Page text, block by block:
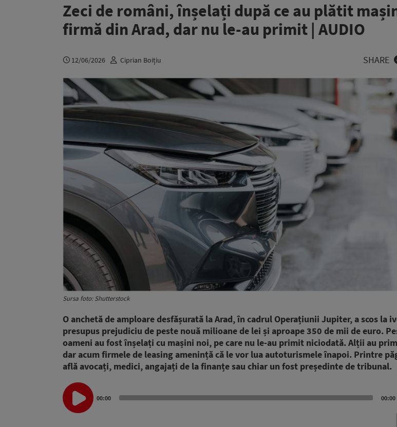
Zeci de români, înșelați după ce au plătit
firmă din Arad, dar nu le-au primit | AUDIO
12/06/2026 Ciprian Boițiu SHARE
Sursa foto: Shutterstock
O anchetă de amploare desfășurată la Arad, în cadrul Operațiunii Jupiter, a scos la
presupus prejudiciu de peste nouă milioane de lei și aproape 350 de mii de euro.
oameni au fost înșelați cu mașini noi, pe care nu le-au primit niciodată. Alții au
dar acum firmele de leasing amenință că le vor lua autoturismele înapoi. Printre
află avocați, medici, angajați de la finanțe sau chiar un fost președinte de tribunal.
Audio
Player
00:00 00:00